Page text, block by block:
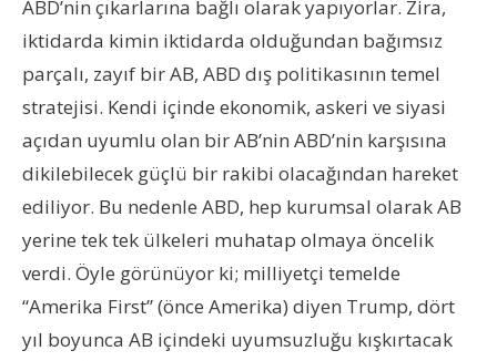
ABD’nin çıkarlarına bağlı olarak yapıyorlar. Zira,
iktidarda kimin iktidarda olduğundan bağımsız
parçalı, zayıf bir AB, ABD dış politikasının temel
stratejisi. Kendi içinde ekonomik, askeri ve siyasi
açıdan uyumlu olan bir AB’nin ABD’nin karşısına
dikilebilecek güçlü bir rakibi olacağından hareket
ediliyor. Bu nedenle ABD, hep kurumsal olarak AB
yerine tek tek ülkeleri muhatap olmaya öncelik
verdi. Öyle görünüyor ki; milliyetçi temelde
“Amerika First” (önce Amerika) diyen Trump, dört
yıl boyunca AB içindeki uyumsuzluğu kışkırtacak